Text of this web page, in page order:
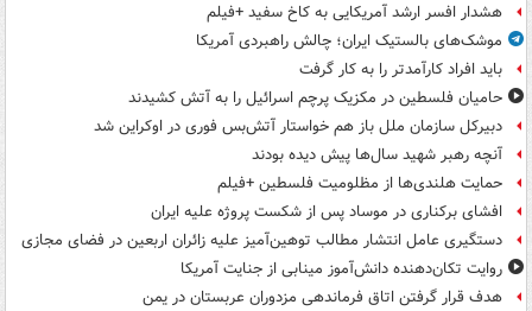
هشدار افسر ارشد آمریکایی به کاخ سفید +فیلم
موشک‌های بالستیک ایران؛ چالش راهبردی آمریکا
باید افراد کارآمدتر را به کار گرفت
حامیان فلسطین در مکزیک پرچم اسرائیل را به آتش کشیدند
دبیرکل سازمان ملل باز هم خواستار آتش‌بس فوری در اوکراین شد
آنچه رهبر شهید سال‌ها پیش دیده بودند
حمایت هلندی‌ها از مظلومیت فلسطین +فیلم
افشای برکناری در موساد پس از شکست پروژه علیه ایران
دستگیری عامل انتشار مطالب توهین‌آمیز علیه زائران اربعین در فضای مجازی
روایت تکان‌دهنده دانش‌آموز مینابی از جنایت آمریکا
هدف قرار گرفتن اتاق‌ فرماندهی مزدوران عربستان در یمن